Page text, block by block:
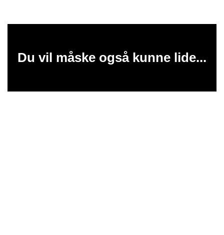
Du vil måske også kunne lide...